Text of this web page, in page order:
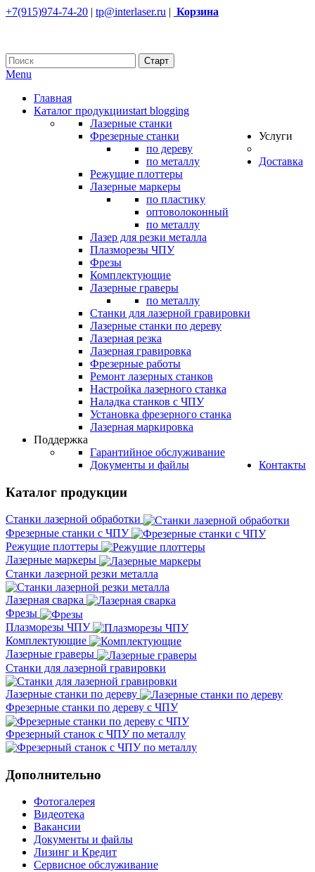
+7(915)974-74-20 | tp@interlaser.ru | Корзина
Menu
Главная
Каталог продукцииstart blogging
Лазерные станки
Фрезерные станки
по дереву
по металлу
Режущие плоттеры
Лазерные маркеры
по пластику
оптоволоконный
по металлу
Лазер для резки металла
Плазморезы ЧПУ
Фрезы
Комплектующие
Лазерные граверы
по металлу
Станки для лазерной гравировки
Лазерные станки по дереву
Услуги
Лазерная резка
Лазерная гравировка
Фрезерные работы
Ремонт лазерных станков
Настройка лазерного станка
Наладка станков с ЧПУ
Установка фрезерного станка
Лазерная маркировка
Доставка
Поддержка
Гарантийное обслуживание
Документы и файлы
Контакты
Каталог продукции
Станки лазерной обработки
Фрезерные станки с ЧПУ
Режущие плоттеры
Лазерные маркеры
Станки лазерной резки металла
Лазерная сварка
Фрезы
Плазморезы ЧПУ
Комплектующие
Лазерные граверы
Станки для лазерной гравировки
Лазерные станки по дереву
Фрезерные станки по дереву с ЧПУ
Фрезерный станок с ЧПУ по металлу
Дополнительно
Фотогалерея
Видеотека
Вакансии
Документы и файлы
Лизинг и Кредит
Сервисное обслуживание